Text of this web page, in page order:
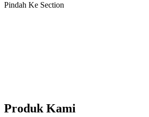
Pindah Ke Section
Produk Kami